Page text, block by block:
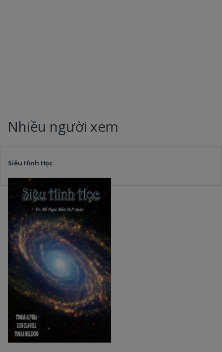
Nhiều người xem
Siêu Hình Học